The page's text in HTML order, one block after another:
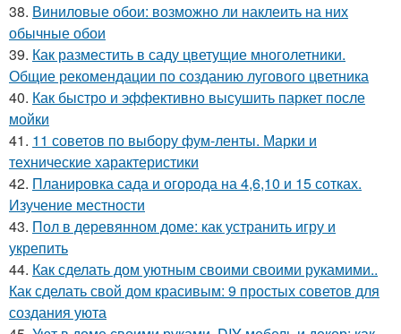
38. Виниловые обои: возможно ли наклеить на них
обычные обои
39. Как разместить в саду цветущие многолетники.
Общие рекомендации по созданию лугового цветника
40. Как быстро и эффективно высушить паркет после
мойки
41. 11 советов по выбору фум-ленты. Марки и
технические характеристики
42. Планировка сада и огорода на 4,6,10 и 15 сотках.
Изучение местности
43. Пол в деревянном доме: как устранить игру и
укрепить
44. Как сделать дом уютным своими своими рукамими..
Как сделать свой дом красивым: 9 простых советов для
создания уюта